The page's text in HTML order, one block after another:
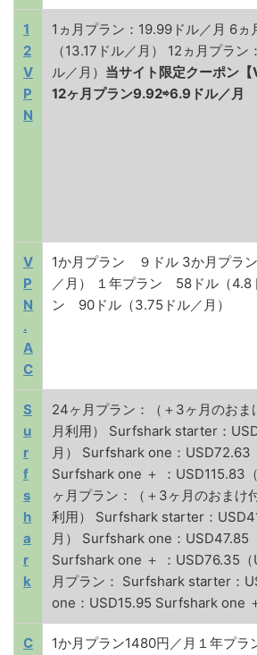
1
2
V
P
N
1ヵ月プラン：19.99ドル／月 6
（13.17ドル／月） 12ヵ月プラン
ル／月） 当サイト限定クーポン【
12ヶ月プラン9.92⇨6.9ドル／月
V
P
N
.
A
C
1か月プラン ９ドル 3か月プラ
／月） １年プラン 58ドル（4.8
ン 90ドル（3.75ドル／月）
S
u
r
f
s
h
a
r
k
24ヶ月プラン：（＋3ヶ月のおま
月利用） Surfshark starter：
月） Surfshark one：USD72.63
Surfshark one ＋ ：USD115.83
ヶ月プラン：（＋3ヶ月のおまけ
利用） Surfshark starter：
月） Surfshark one：USD47.85
Surfshark one ＋ ：USD76.35（
月プラン： Surfshark starter：
one：USD15.95 Surfshark one
C
1か月プラン1480円／月１年プ